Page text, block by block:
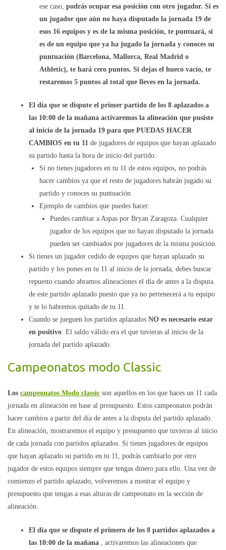
ese caso, podrás ocupar esa posición con otro jugador. Si es
un jugador que aún no haya disputado la jornada 19 de
esos 16 equipos y es de la misma posición, te puntuará, si
es de un equipo que ya ha jugado la jornada y conoces su
puntuación (Barcelona, Mallorca, Real Madrid o
Athletic), te hará cero puntos. Si dejas el hueco vacío, te
restaremos 5 puntos al total que lleves en la jornada.
El día que se dispute el primer partido de los 8 aplazados a
las 10:00 de la mañana activaremos la alineación que pusiste
al inicio de la jornada 19 para que PUEDAS HACER
CAMBIOS en tu 11 de jugadores de equipos que hayan aplazado
su partido hasta la hora de inicio del partido.
Si no tienes jugadores en tu 11 de estos equipos, no podrás
hacer cambios ya que el resto de jugadores habrán jugado su
partido y conoces su puntuación.
Ejemplo de cambios que puedes hacer:
Puedes cambiar a Aspas por Bryan Zaragoza. Cualquier
jugador de los equipos que no hayan disputado la jornada
pueden ser cambiados por jugadores de la misma posición.
Si tienes un jugador cedido de equipos que hayan aplazado su
partido y los pones en tu 11 al inicio de la jornada, debes buscar
repuesto cuando abramos alineaciones el día de antes a la disputa
de este partido aplazado puesto que ya no pertenecerá a tu equipo
y te lo habremos quitado de tu 11.
Cuando se jueguen los partidos aplazados NO es necesario estar
en positivo . El saldo válido era el que tuvieras al inicio de la
jornada del partido aplazado.
Campeonatos modo Classic
Los campeonatos Modo classic son aquellos en los que haces un 11 cada
jornada en alineación en base al presupuesto. Estos campeonatos podrán
hacer cambios a partir del día de antes a la disputa del partido aplazado.
En alineación, mostraremos el equipo y presupuesto que tuvieras al inicio
de cada jornada con partidos aplazados. Si tienes jugadores de equipos
que hayan aplazado su partido en tu 11, podrás cambiarlo por otro
jugador de estos equipos siempre que tengas dinero para ello. Una vez de
comienzo el partido aplazado, volveremos a mostrar el equipo y
presupuesto que tengas a esas alturas de campeonato en la sección de
alineación.
El día que se dispute el primero de los 8 partidos aplazados a
las 10:00 de la mañana
, activaremos las alineaciones que